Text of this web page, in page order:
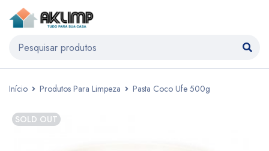
Início Produtos Para Limpeza Pasta Coco Ufe 500g
SOLD OUT